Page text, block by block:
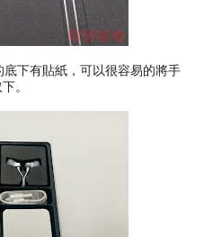
下有貼紙，可以很容易的將手
。